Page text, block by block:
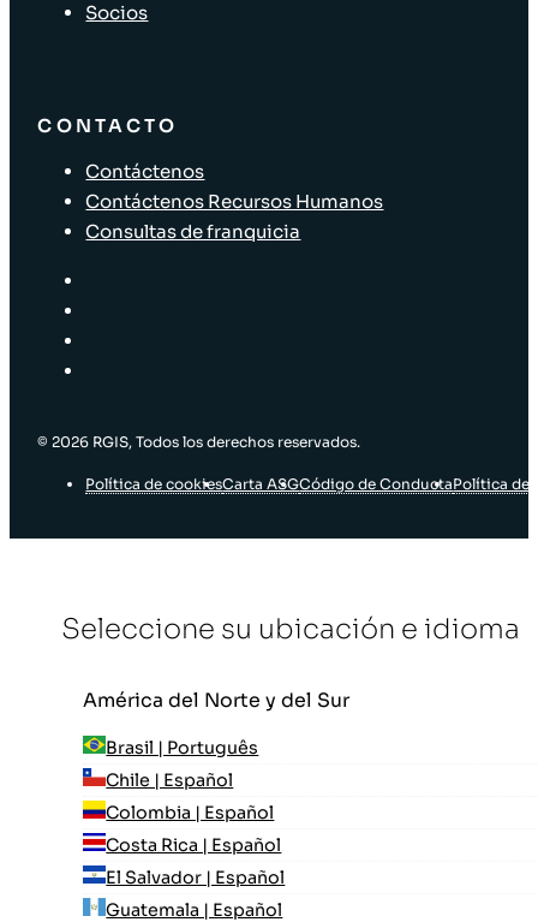
Socios
CONTACTO
Contáctenos
Contáctenos Recursos Humanos
Consultas de franquicia
© 2026 RGIS, Todos los derechos reservados.
Política de cookiesCarta ASGCódigo de ConductaPolítica de
Seleccione su ubicación e idioma
América del Norte y del Sur
Brasil | Português
Chile | Español
Colombia | Español
Costa Rica | Español
El Salvador | Español
Guatemala | Español